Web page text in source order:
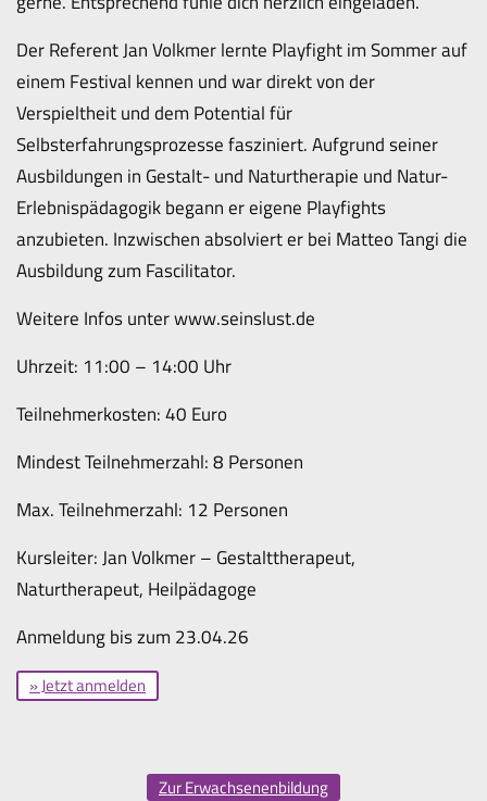
Der Referent Jan Volkmer lernte Playfight im Sommer auf
einem Festival kennen und war direkt von der
Verspieltheit und dem Potential für
Selbsterfahrungsprozesse fasziniert. Aufgrund seiner
Ausbildungen in Gestalt- und Naturtherapie und Natur-
Erlebnispädagogik begann er eigene Playfights
anzubieten. Inzwischen absolviert er bei Matteo Tangi die
Ausbildung zum Fascilitator.
Weitere Infos unter www.seinslust.de
Uhrzeit: 11:00 – 14:00 Uhr
Teilnehmerkosten: 40 Euro
Mindest Teilnehmerzahl: 8 Personen
Max. Teilnehmerzahl: 12 Personen
Kursleiter: Jan Volkmer – Gestalttherapeut,
Naturtherapeut, Heilpädagoge
Anmeldung bis zum 23.04.26
» Jetzt anmelden
Zur Erwachsenenbildung